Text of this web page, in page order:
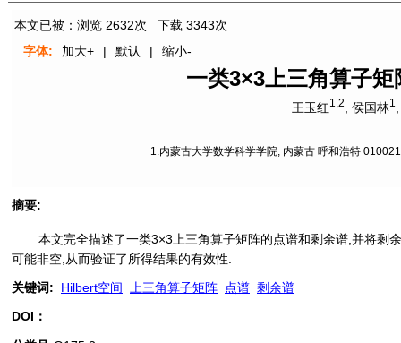
本文已被：浏览 2632次 下载 3343次
字体:
加大+ | 默认 | 缩小-
一类3×3上三角算子
王玉红1,2 侯国林1
1.内蒙古大学数学科学学院, 内蒙古 呼和浩特
摘要:
本文完全描述了一类3×3上三角算子矩阵的点谱和剩余谱,并将剩
可能非空,从而验证了所得结果的有效性.
关键词: Hilbert空间 上三角算子矩阵 点谱 剩余谱
DOI：